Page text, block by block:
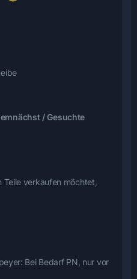
/ Gesuchte
verkaufen möchtet,
Bei Bedarf PN, nur vor